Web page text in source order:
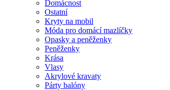
Domácnost
Ostatní
Kryty na mobil
Móda pro domácí mazlíčky
Opasky a peněženky
Peněženky
Krása
Vlasy
Akrylové kravaty
Párty balóny